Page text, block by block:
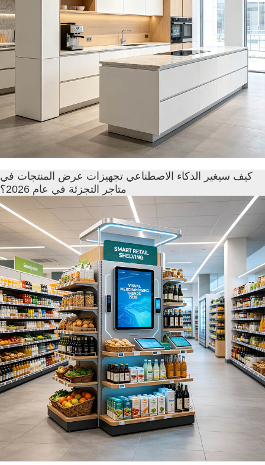
كيف سيغير الذكاء الاصطناعي تجهيزات عرض المنتجات في
متاجر التجزئة في عام 2026؟